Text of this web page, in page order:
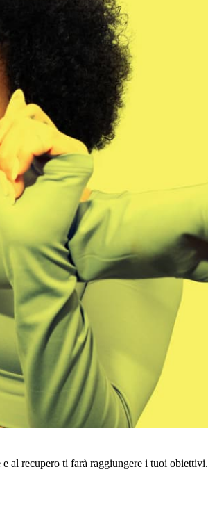
al recupero ti farà raggiungere i tuoi obiettivi.